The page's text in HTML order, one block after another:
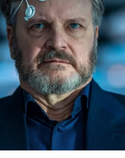
- avec Emily Blunt,
Si tu découvrais que
le montrait, te le prouvait, ça
la vérité. Elle appartient à